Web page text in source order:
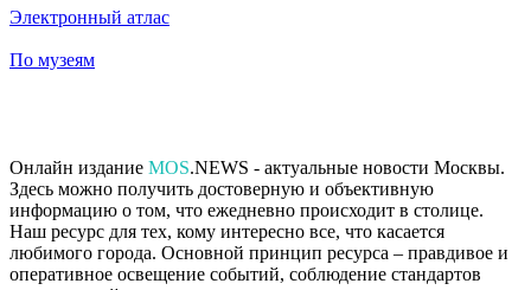
Электронный атлас
По музеям
Онлайн издание MOS.NEWS - актуальные новости Москвы.
Здесь можно получить достоверную и объективную
информацию о том, что ежедневно происходит в столице.
Наш ресурс для тех, кому интересно все, что касается
любимого города. Основной принцип ресурса – правдивое и
оперативное освещение событий, соблюдение стандартов